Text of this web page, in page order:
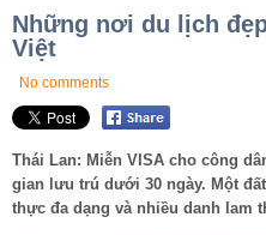
Những nơi du lịch
Việt
No comments
Thái Lan: Miễn VISA cho công
gian lưu trú dưới 30 ngày. Một
thực đa dạng và nhiều danh lam